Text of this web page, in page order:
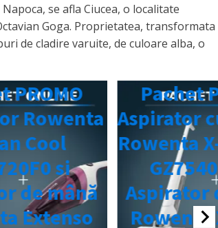
se afla Ciucea, o localitate
Goga. Proprietatea, transformata
de cladire varuite, de culoare alba, o